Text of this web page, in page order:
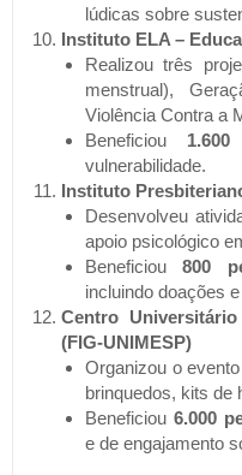
lúdicas sobre
Instituto ELA –
Realizou três
menstrual),
Violência Contra a
Beneficiou
vulnerabilidade.
Instituto
Desenvolveu
apoio psicológico
Beneficiou800
incluindo doações
Centro
(FIG-UNIMESP)
Organizou o
brinquedos, kits de
Beneficiou6.000
e de engajamento